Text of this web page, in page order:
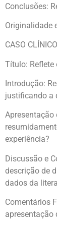
Conclusões:
Originalidade
CASO
Título:
Introdução:
justificando a
Apresentação
experiência?
Discussão e
descrição de
dados da
Comentários
apresentação